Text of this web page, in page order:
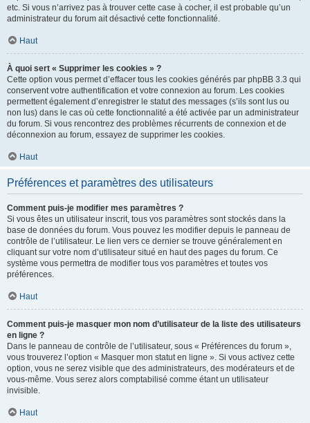
etc. Si vous n’arrivez pas à trouver cette case à cocher, il est probable qu’un
administrateur du forum ait désactivé cette fonctionnalité.
Haut
À quoi sert « Supprimer les cookies » ?
Cette option vous permet d’effacer tous les cookies générés par phpBB 3.3 qui
conservent votre authentification et votre connexion au forum. Les cookies
permettent également d’enregistrer le statut des messages (s’ils sont lus ou
non lus) dans le cas où cette fonctionnalité a été activée par un administrateur
du forum. Si vous rencontrez des problèmes récurrents de connexion et de
déconnexion au forum, essayez de supprimer les cookies.
Haut
Préférences et paramètres des utilisateurs
Comment puis-je modifier mes paramètres ?
Si vous êtes un utilisateur inscrit, tous vos paramètres sont stockés dans la
base de données du forum. Vous pouvez les modifier depuis le panneau de
contrôle de l’utilisateur. Le lien vers ce dernier se trouve généralement en
cliquant sur votre nom d’utilisateur situé en haut des pages du forum. Ce
système vous permettra de modifier tous vos paramètres et toutes vos
préférences.
Haut
Comment puis-je masquer mon nom d’utilisateur de la liste des utilisateurs
en ligne ?
Dans le panneau de contrôle de l’utilisateur, sous « Préférences du forum »,
vous trouverez l’option « Masquer mon statut en ligne ». Si vous activez cette
option, vous ne serez visible que des administrateurs, des modérateurs et de
vous-même. Vous serez alors comptabilisé comme étant un utilisateur
invisible.
Haut